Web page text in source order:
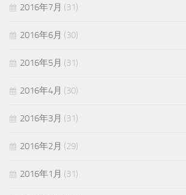
2016年7月 (31)
2016年6月 (30)
2016年5月 (31)
2016年4月 (30)
2016年3月 (31)
2016年2月 (29)
2016年1月 (31)